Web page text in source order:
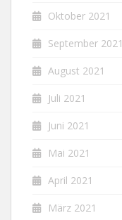
Oktober 2021
September 2021
August 2021
Juli 2021
Juni 2021
Mai 2021
April 2021
März 2021